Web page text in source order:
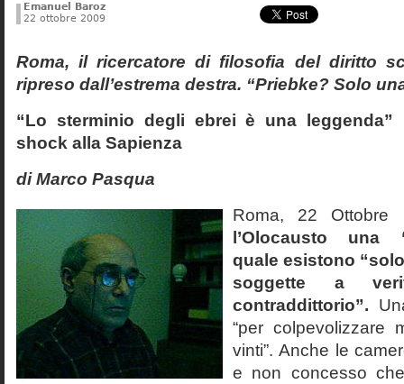
Emanuel Baroz
22 ottobre 2009
Roma, il ricercatore di filosofia del diritto
ripreso dall’estrema destra. “Priebke? Solo
“Lo sterminio degli ebrei è una leggenda”
shock alla Sapienza
di Marco Pasqua
Roma, 22
l’Olocausto una
quale esistono
soggette a
contraddittorio”.
“per colpevolizzare
vinti”. Anche le
e non concesso